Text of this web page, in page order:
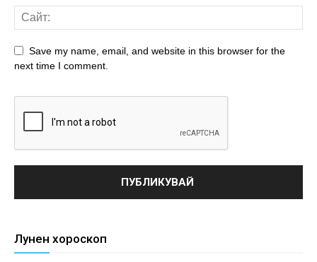
Save my name, email, and website in this browser for the
next time I comment.
Лунен хороскоп